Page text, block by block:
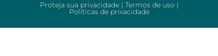
Proteja sua privacidade | Termos de uso |
Políticas de privacidade